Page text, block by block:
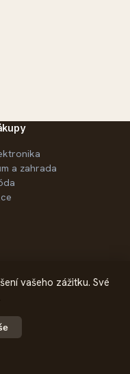
a zahrada
informace
soukromí
vašeho zážitku. Své